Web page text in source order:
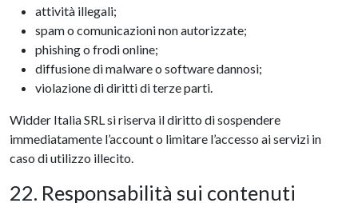
attività illegali;
spam o comunicazioni non autorizzate;
phishing o frodi online;
diffusione di malware o software dannosi;
violazione di diritti di terze parti.
Widder Italia SRL si riserva il diritto di sospendere
immediatamente l’account o limitare l’accesso ai servizi in
caso di utilizzo illecito.
22. Responsabilità sui contenuti